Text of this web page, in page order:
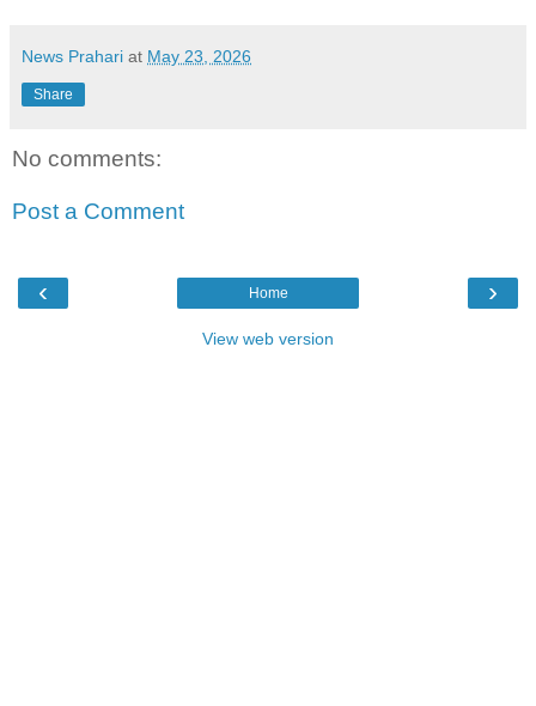
News Prahari at May 23, 2026
Share
No comments:
Post a Comment
‹ ›
Home
View web version